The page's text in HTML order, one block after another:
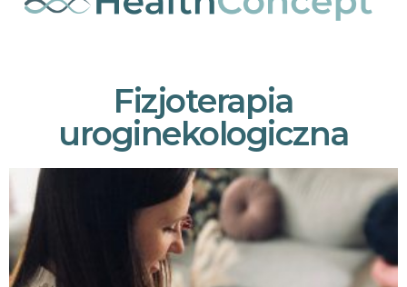
Fizjoterapia
uroginekologiczna